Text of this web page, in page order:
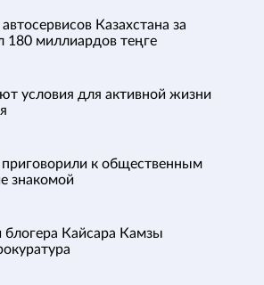
Казахстана за
180 миллиардов теңге
условия для активной жизни
к общественным
знакомой
блогера Кайсара Камзы